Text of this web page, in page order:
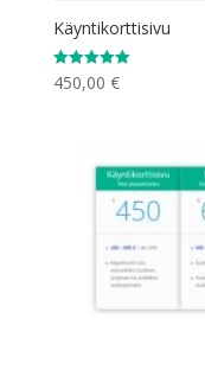
Käyntikorttisivu
Arvostelu
tuotteesta:
450,00 €